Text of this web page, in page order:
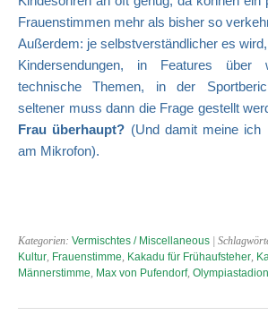
Frauenstimmen mehr als bisher so
Außerdem: je selbstverständlicher es
Kindersendungen, in Features über
technische Themen, in der
seltener muss dann die Frage gestellt
Frau überhaupt? (Und damit meine ich
am Mikrofon).
Kategorien: Vermischtes / Miscellaneous |
Kultur, Frauenstimme, Kakadu für Frühaufsteher,
Männerstimme, Max von Pufendorf, Olympiastadion